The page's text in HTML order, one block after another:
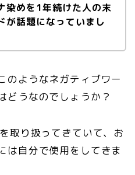
染めを1年続けた人の末
が話題になっていまし
のようなネガティブワー
どうなのでしょうか？
取り扱ってきていて、お
は自分で使用をしてきま